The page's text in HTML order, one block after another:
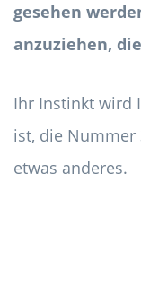
gesehen
anzuziehen,
Ihr Instinkt wird
ist, die Nummer
etwas anderes.